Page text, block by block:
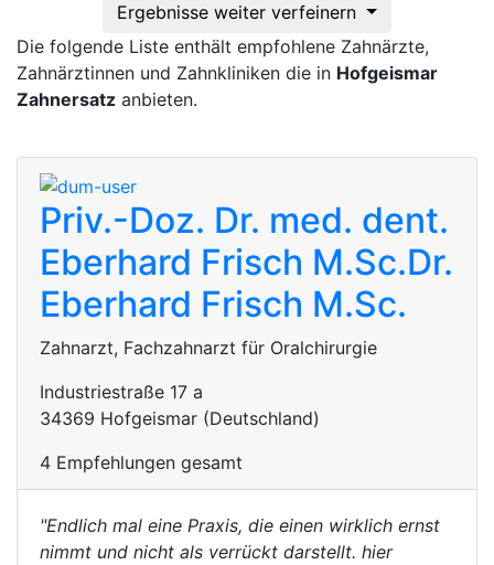
Ergebnisse weiter verfeinern
Die folgende Liste enthält empfohlene Zahnärzte,
Zahnärztinnen und Zahnkliniken die in Hofgeismar
Zahnersatz anbieten.
Priv.-Doz. Dr. med. dent.
Eberhard Frisch M.Sc.Dr.
Eberhard Frisch M.Sc.
Zahnarzt, Fachzahnarzt für Oralchirurgie
Industriestraße 17 a
34369 Hofgeismar (Deutschland)
4 Empfehlungen gesamt
"Endlich mal eine Praxis, die einen wirklich ernst
nimmt und nicht als verrückt darstellt. hier